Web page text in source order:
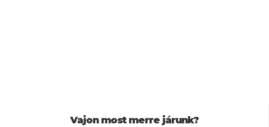
Vajon most merre járunk?